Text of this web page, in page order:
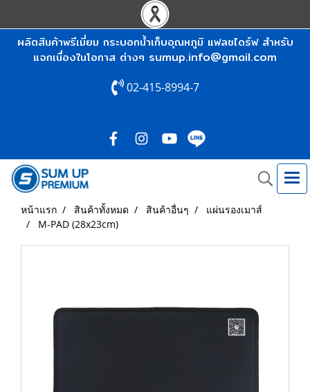
ผลิตสินค้าพรีเมี่ยม กระบอกน้ำเก็บอุณหภูมิ แฟลชไดร์ฟ สำหรับ
แจกเนื่องในโอกาส ต่างๆ sumup.info@gmail.com
02-415-8994-7
หน้าแรก สินค้าทั้งหมด สินค้าอื่นๆ
แผ่นรองเมาส์
M-PAD (28x23cm)